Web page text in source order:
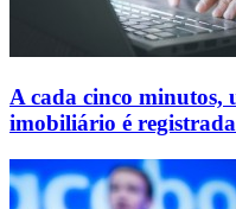
A cada cinco minutos,
imobiliário é